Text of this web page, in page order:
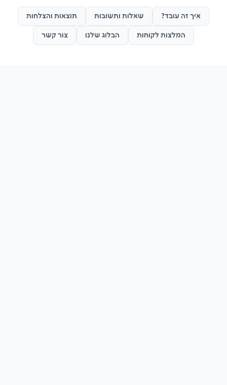
איך זה עובד? שאלות ותשובות תוצאות והצלחות
המלצות לקוחות הבלוג שלנו צור קשר